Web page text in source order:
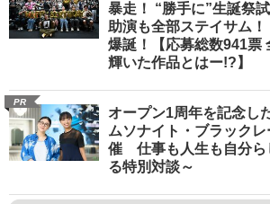
暴走！ “勝手に”生誕祭
助演も全部ステイサム！
爆誕！【応募総数941票
輝いた作品とはー!?】
PR
オープン1周年を記念し
ムソナイト・ブラック
催 仕事も人生も自分ら
る特別対談～